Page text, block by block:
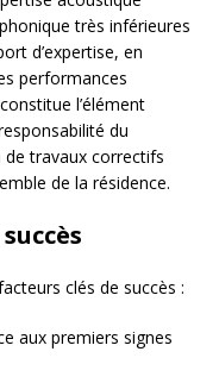
très inférieures
d’expertise, en
performances
l’élément
du
de travaux correctifs
de la résidence.
clés de succès :
aux premiers signes